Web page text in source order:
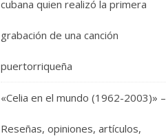
cubana quien realizó la primera
grabación de una canción
puertorriqueña
«Celia en el mundo (1962-2003)» –
Reseñas, opiniones, artículos,